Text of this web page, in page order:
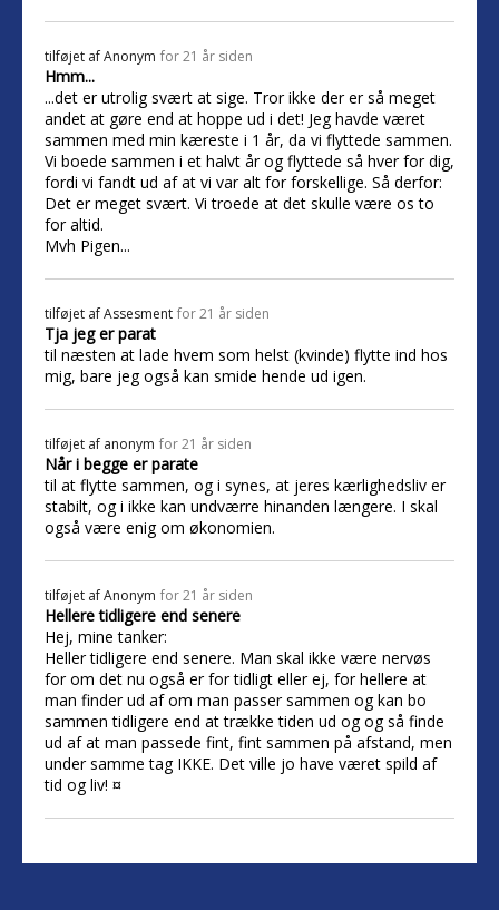
tilføjet afAnonym for 21 år siden
Hmm...
...det er utrolig svært at sige. Tror ikke der er så meget
andet at gøre end at hoppe ud i det! Jeg havde været
sammen med min kæreste i 1 år, da vi flyttede sammen.
Vi boede sammen i et halvt år og flyttede så hver for dig,
fordi vi fandt ud af at vi var alt for forskellige. Så derfor:
Det er meget svært. Vi troede at det skulle være os to
for altid.
Mvh Pigen...
tilføjet afAssesment for 21 år siden
Tja jeg er parat
til næsten at lade hvem som helst (kvinde) flytte ind hos
mig, bare jeg også kan smide hende ud igen.
tilføjet af anonym for 21 år siden
Når i begge er parate
til at flytte sammen, og i synes, at jeres kærlighedsliv er
stabilt, og i ikke kan undværre hinanden længere. I skal
også være enig om økonomien.
tilføjet afAnonym for 21 år siden
Hellere tidligere end senere
Hej, mine tanker:
Heller tidligere end senere. Man skal ikke være nervøs
for om det nu også er for tidligt eller ej, for hellere at
man finder ud af om man passer sammen og kan bo
sammen tidligere end at trække tiden ud og og så finde
ud af at man passede fint, fint sammen på afstand, men
under samme tag IKKE. Det ville jo have været spild af
tid og liv! ¤